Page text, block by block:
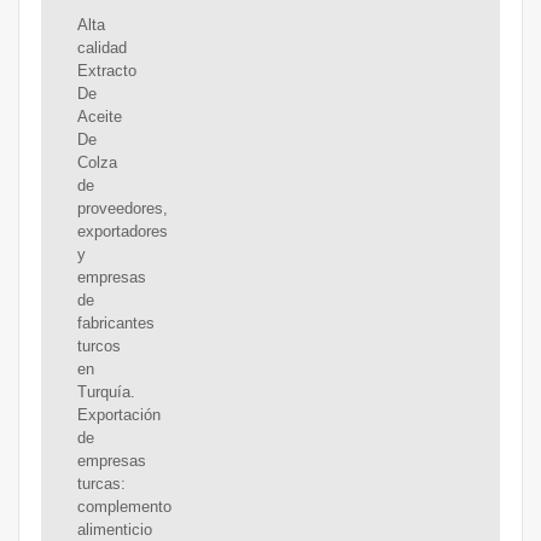
Alta
calidad
Extracto
De
Aceite
De
Colza
de
proveedores,
exportadores
y
empresas
de
fabricantes
turcos
en
Turquía.
Exportación
de
empresas
turcas:
complemento
alimenticio